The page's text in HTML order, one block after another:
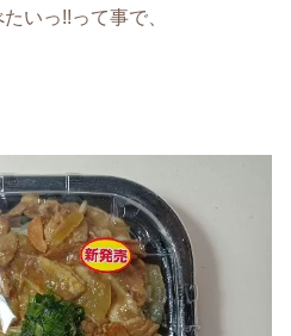
いっ!!って事で、